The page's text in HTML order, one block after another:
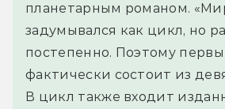
планетарным романом.
задумывался как цикл, но
постепенно. Поэтому
фактически состоит из
В цикл также входит